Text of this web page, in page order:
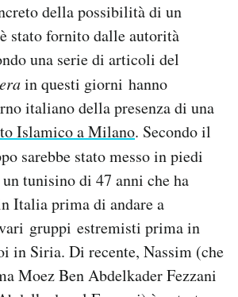
della possibilità di un
stato fornito dalle autorità
una serie di articoli del
in questi giorni hanno
italiano della presenza di una
Islamico a Milano. Secondo il
sarebbe stato messo in piedi
un tunisino di 47 anni che ha
Italia prima di andare a
gruppi estremisti prima in
in Siria. Di recente, Nassim (che
Moez Ben Abdelkader Fezzani